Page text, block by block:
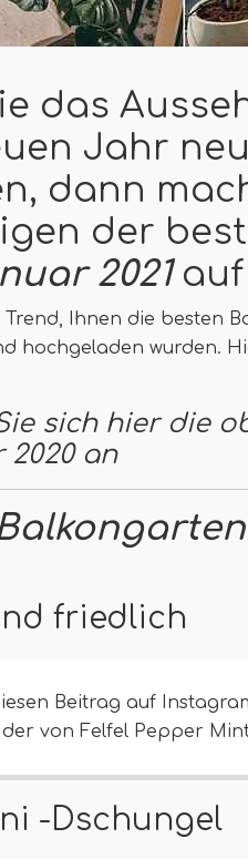
das
Jahr
dann
der
2021
Trend, Ihnen die besten
hochgeladen wurden.
sich hier die
2020 an
friedlich
Beitrag auf
der von Felfel Pepper
-Dschungel